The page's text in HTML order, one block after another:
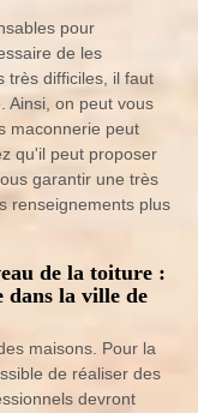
pour
de les
très difficiles, il faut
Ainsi, on peut vous
maconnerie peut
qu'il peut proposer
garantir une très
renseignements plus
de la toiture :
dans la ville de
maisons. Pour la
de réaliser des
devront